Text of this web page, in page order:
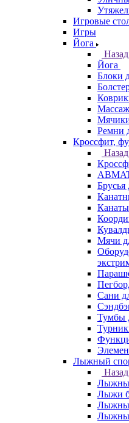
Игровые
Игры
Йога
Назад
Йога
Блоки
Ремни
Кроссфит,
Назад
Брусья
Канаты
Мячи
Сани
Тумбы
Лыжный
Назад
Лыжи